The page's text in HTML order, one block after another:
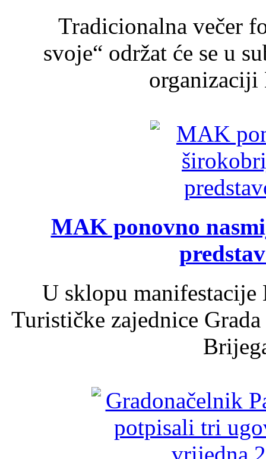
Tradicionalna večer
svoje“ održat će se u
organizaciji
MAK ponovno
U sklopu
Turističke zajednice